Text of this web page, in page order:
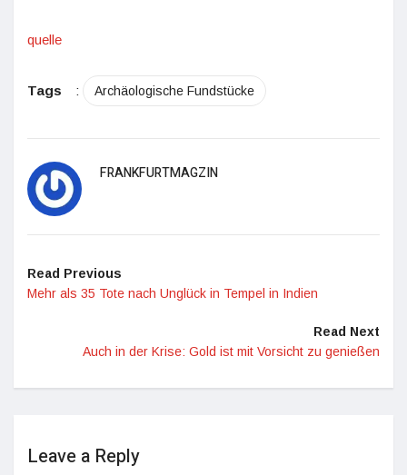
quelle
Tags : Archäologische Fundstücke
FRANKFURTMAGZIN
Read Previous
Mehr als 35 Tote nach Unglück in Tempel in Indien
Read Next
Auch in der Krise: Gold ist mit Vorsicht zu genießen
Leave a Reply